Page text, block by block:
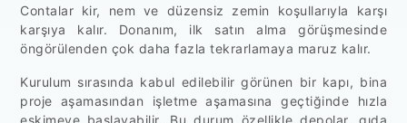
Contalar kir, nem ve düzensiz zemin koşullarıyla karşı
karşıya kalır. Donanım, ilk satın alma görüşmesinde
öngörülenden çok daha fazla tekrarlamaya maruz kalır.
Kurulum sırasında kabul edilebilir görünen bir kapı, bina
proje aşamasından işletme aşamasına geçtiğinde hızla
eskimeye başlayabilir. Bu durum özellikle depolar, gıda